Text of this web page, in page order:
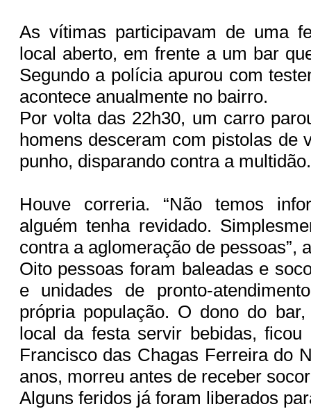
As vítimas participavam de uma
local aberto, em frente a um bar
Segundo a polícia apurou com
acontece anualmente no bairro.
Por volta das 22h30, um carro
homens desceram com pistolas de
punho, disparando contra a
Houve correria. “Não temos
alguém tenha revidado.
contra a aglomeração de pessoas”,
Oito pessoas foram baleadas e
e unidades de pronto-
própria população. O dono do
local da festa servir bebidas,
Francisco das Chagas Ferreira do
anos, morreu antes de receber
Alguns feridos já foram liberados